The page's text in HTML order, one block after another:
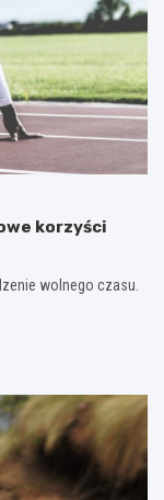
korzyści
wolnego czasu.